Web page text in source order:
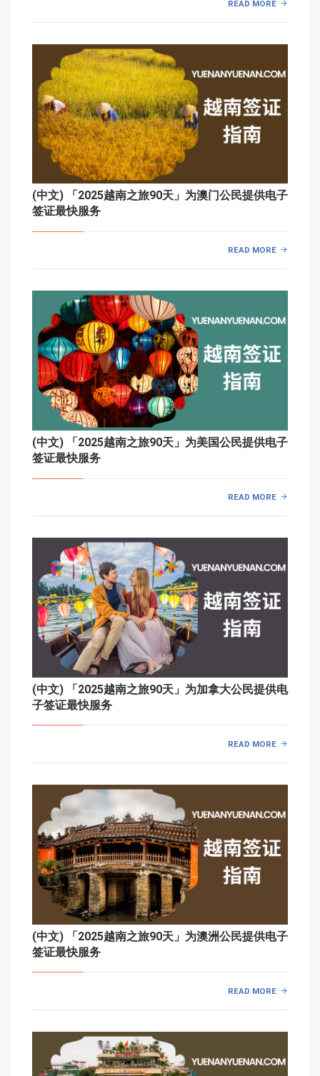
READ MORE
(中文) 「2025越南之旅90天」为澳门公民提供电子
签证最快服务
READ MORE
(中文) 「2025越南之旅90天」为美国公民提供电子
签证最快服务
READ MORE
(中文) 「2025越南之旅90天」为加拿大公民提供电
子签证最快服务
READ MORE
(中文) 「2025越南之旅90天」为澳洲公民提供电子
签证最快服务
READ MORE